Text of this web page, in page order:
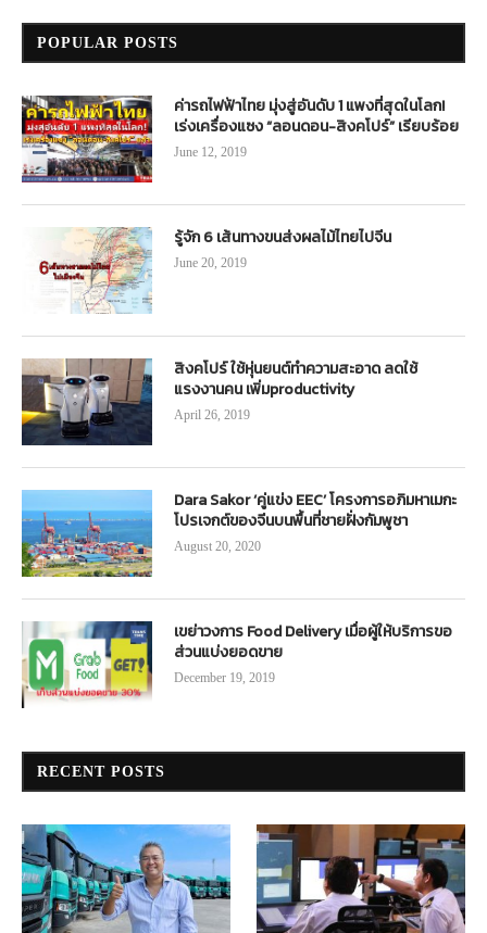
POPULAR POSTS
ค่ารถไฟฟ้าไทย มุ่งสู่อันดับ 1 แพงที่สุดในโลก!
เร่งเครื่องแซง “ลอนดอน-สิงคโปร์” เรียบร้อย
June 12, 2019
รู้จัก 6 เส้นทางขนส่งผลไม้ไทยไปจีน
June 20, 2019
สิงคโปร์ ใช้หุ่นยนต์ทำความสะอาด ลดใช้
แรงงานคน เพิ่มproductivity
April 26, 2019
Dara Sakor ‘คู่แข่ง EEC’ โครงการอภิมหาเมกะ
โปรเจกต์ของจีนบนพื้นที่ชายฝั่งกัมพูชา
August 20, 2020
เขย่าวงการ Food Delivery เมื่อผู้ให้บริการขอ
ส่วนแบ่งยอดขาย
December 19, 2019
RECENT POSTS